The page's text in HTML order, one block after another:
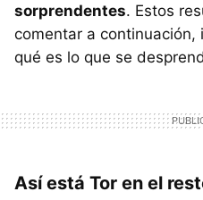
sorprendentes. Estos
comentar a
qué es lo que se
Así está Tor en el